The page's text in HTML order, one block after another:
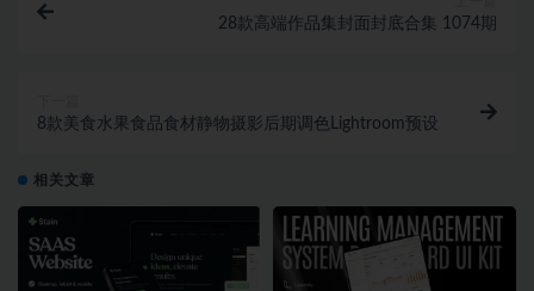
28款高端作品集封面封底合集 1074期
8款美食水果食品食材静物摄影后期调色Lightroom预设
相关文章